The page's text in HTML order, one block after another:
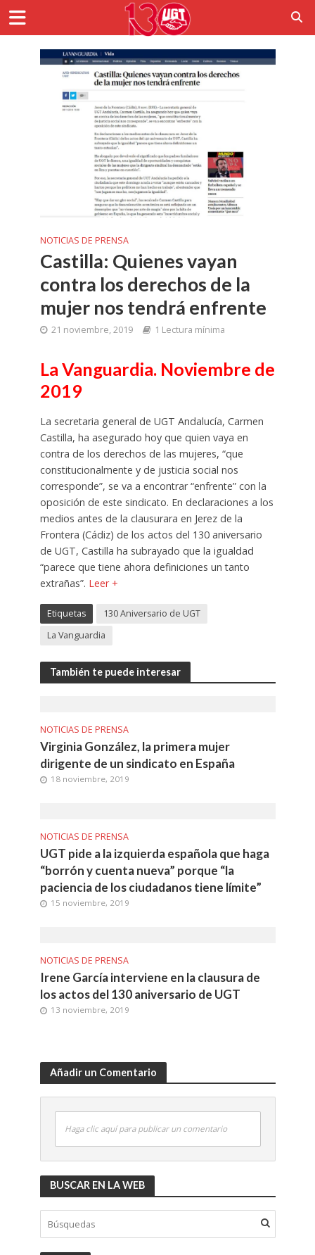
NOTICIAS DE PRENSA
Castilla: Quienes vayan
contra los derechos de la
mujer nos tendrá enfrente
21 noviembre, 2019 1 Lectura mínima
La Vanguardia. Noviembre de
2019
La secretaria general de UGT Andalucía, Carmen
Castilla, ha asegurado hoy que quien vaya en
contra de los derechos de las mujeres, “que
constitucionalmente y de justicia social nos
corresponde”, se va a encontrar “enfrente” con la
oposición de este sindicato. En declaraciones a los
medios antes de la clausurara en Jerez de la
Frontera (Cádiz) de los actos del 130 aniversario
de UGT, Castilla ha subrayado que la igualdad
“parece que tiene ahora definiciones un tanto
extrañas”. Leer +
Etiquetas
130 Aniversario de UGT
La Vanguardia
También te puede interesar
NOTICIAS DE PRENSA
Virginia González, la primera mujer
dirigente de un sindicato en España
18 noviembre, 2019
NOTICIAS DE PRENSA
UGT pide a la izquierda española que haga
“borrón y cuenta nueva” porque “la
paciencia de los ciudadanos tiene límite”
15 noviembre, 2019
NOTICIAS DE PRENSA
Irene García interviene en la clausura de
los actos del 130 aniversario de UGT
13 noviembre, 2019
Añadir un Comentario
Haga clic aquí para publicar un comentario
BUSCAR EN LA WEB